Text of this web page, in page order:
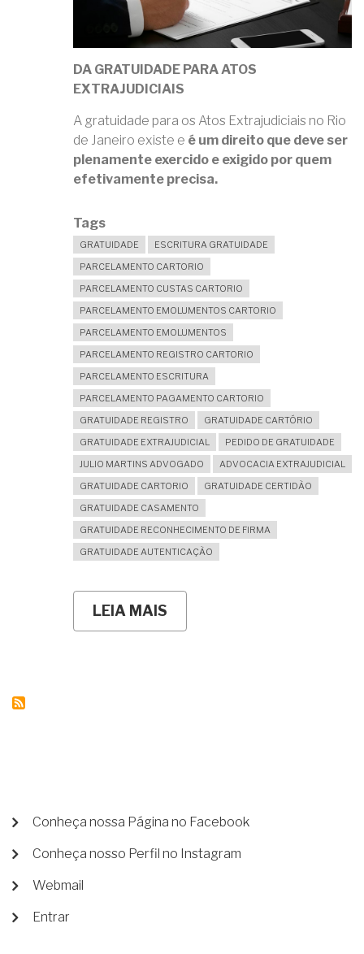
DA GRATUIDADE PARA ATOS
EXTRAJUDICIAIS
A gratuidade para os Atos Extrajudiciais no Rio
de Janeiro existe e é um direito que deve ser
plenamente exercido e exigido por quem
efetivamente precisa.
Tags
GRATUIDADE
ESCRITURA GRATUIDADE
PARCELAMENTO CARTORIO
PARCELAMENTO CUSTAS CARTORIO
PARCELAMENTO EMOLUMENTOS CARTORIO
PARCELAMENTO EMOLUMENTOS
PARCELAMENTO REGISTRO CARTORIO
PARCELAMENTO ESCRITURA
PARCELAMENTO PAGAMENTO CARTORIO
GRATUIDADE REGISTRO
GRATUIDADE CARTÓRIO
GRATUIDADE EXTRAJUDICIAL
PEDIDO DE GRATUIDADE
JULIO MARTINS ADVOGADO
ADVOCACIA EXTRAJUDICIAL
GRATUIDADE CARTORIO
GRATUIDADE CERTIDÃO
GRATUIDADE CASAMENTO
GRATUIDADE RECONHECIMENTO DE FIRMA
GRATUIDADE AUTENTICAÇÃO
LEIA MAIS
GRATUIDADE
JANEIRO
MENU
CONTA
DE
Conheça nossa Página no Facebook
Conheça nosso Perfil no Instagram
Webmail
Entrar